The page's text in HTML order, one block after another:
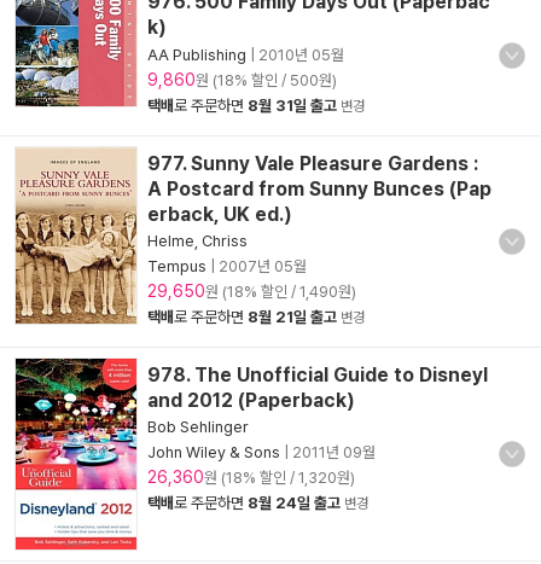
k)
AA Publishing 2010년 05월
9,860원 (18% 할인 / 500원)
택배로 주문하면 8월 31일 출고 변경
977. Sunny Vale Pleasure Gardens :
A Postcard from Sunny Bunces (Pap
erback, UK ed.)
Helme, Chriss
Tempus
2007년 05월
29,650원 (18% 할인 / 1,490원)
택배로 주문하면 8월 21일 출고 변경
978. The Unofficial Guide to Disneyl
and 2012 (Paperback)
Bob Sehlinger
John Wiley & Sons
2011년 09월
26,360원 (18% 할인 / 1,320원)
택배로 주문하면 8월 24일 출고 변경